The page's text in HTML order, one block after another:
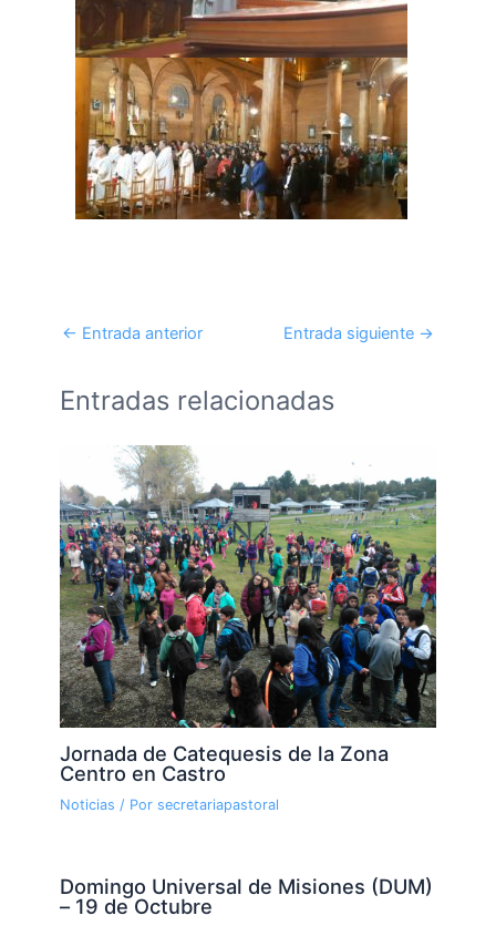
← Entrada anterior Entrada siguiente →
Entradas relacionadas
Jornada de Catequesis de la Zona
Centro en Castro
Noticias / Por secretariapastoral
Domingo Universal de Misiones (DUM)
– 19 de Octubre